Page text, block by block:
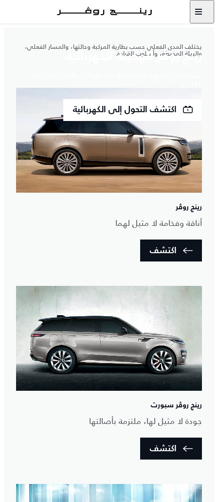
رينج روڤر الهجينة الكهربائية
اكتشف التحول إلى الكهربائية
يختلف المدى الفعلي حسب بطارية المركبة وحالتها، والمسار الفعلي،
والبيئة المحيطة، وأسلوب القيادة.
رينج روڤر
أناقة وفخامة لا مثيل لهما
اكتشف
رينج روڤر سبورت
جودة لا مثيل لها، ملتزمة بأصالتها
اكتشف